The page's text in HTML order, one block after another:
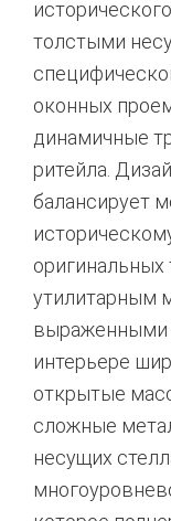
толстыми
оконных
динамичные
ритейла.
балансирует
утилитарным
выраженными
интерьере
открытые
сложные
несущих